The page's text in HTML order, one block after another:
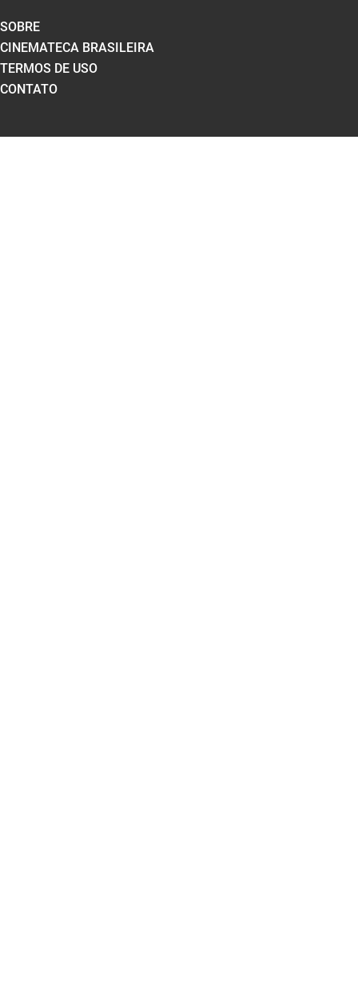
SOBRE
CINEMATECA BRASILEIRA
TERMOS DE USO
CONTATO